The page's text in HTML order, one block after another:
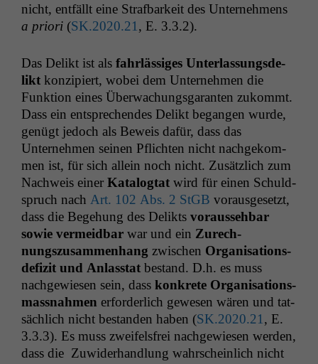
nicht, ent­fällt eine Straf­barkeit des Unternehmens
a pri­ori (SK.2020.21 , E. 3.3.2).
Das Delikt ist als fahrläs­siges Unter­las­sungs­de­
likt konzip­iert, wobei dem Unternehmen die
Funk­tion eines Überwachungs­garan­ten zukommt.
Dass ein entsprechen­des Delikt began­gen wurde,
genügt jedoch als Beweis dafür, dass das
Unternehmen seinen Pflicht­en nicht nachgekom­
men ist, für sich allein noch nicht. Zusät­zlich zum
Nach­weis ein­er Kat­a­log­tat wird für einen Schuld­
spruch nach Art. 102 Abs. 2 StGB voraus­ge­set­zt,
dass die Bege­hung des Delik­ts vorausse­hbar
sowie ver­mei­d­bar war und ein Zurech­
nungszusam­men­hang zwis­chen Organ­i­sa­tions­
de­fiz­it und Anlas­stat bestand. D.h. es muss
nachgewiesen sein, dass konkrete Organ­i­sa­tion­s­
mass­nah­men erforder­lich gewe­sen wären und tat­
säch­lich nicht bestanden haben (SK.2020.21 , E.
3.3.3). Es muss zweifels­frei nachgewiesen wer­den,
dass die Zuwider­hand­lung wahrschein­lich nicht